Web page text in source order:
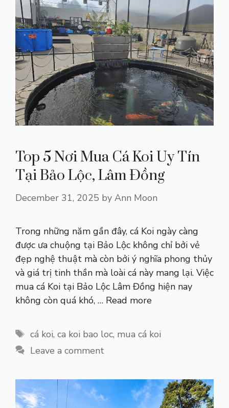
Top 5 Nơi Mua Cá Koi Uy Tín
Tại Bảo Lộc, Lâm Đồng
December 31, 2025 by Ann Moon
Trong những năm gần đây, cá Koi ngày càng
được ưa chuộng tại Bảo Lộc không chỉ bởi vẻ
đẹp nghệ thuật mà còn bởi ý nghĩa phong thủy
và giá trị tinh thần mà loài cá này mang lại. Việc
mua cá Koi tại Bảo Lộc Lâm Đồng hiện nay
không còn quá khó, … Read more
Tags
cá koi, ca koi bao loc, mua cá koi
Leave a comment